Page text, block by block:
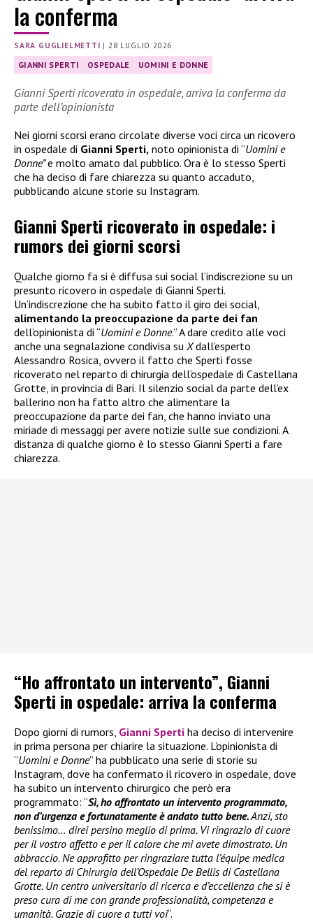
la conferma
SARA GUGLIELMETTI | 28 LUGLIO 2026
GIANNI SPERTI OSPEDALE UOMINI E DONNE
Gianni Sperti ricoverato in ospedale, arriva la conferma da
parte dell’opinionista
Nei giorni scorsi erano circolate diverse voci circa un ricovero
in ospedale di Gianni Sperti, noto opinionista di “Uomini e
Donne”e molto amato dal pubblico. Ora è lo stesso Sperti
che ha deciso di fare chiarezza su quanto accaduto,
pubblicando alcune storie su Instagram.
Gianni Sperti ricoverato in ospedale: i
rumors dei giorni scorsi
Qualche giorno fa si è diffusa sui social l’indiscrezione su un
presunto ricovero in ospedale di Gianni Sperti.
Un’indiscrezione che ha subito fatto il giro dei social,
alimentando la preoccupazione da parte dei fan
dell’opinionista di “Uomini e Donne.” A dare credito alle voci
anche una segnalazione condivisa su Xdall’esperto
Alessandro Rosica, ovvero il fatto che Sperti fosse
ricoverato nel reparto di chirurgia dell’ospedale di Castellana
Grotte, in provincia di Bari. Il silenzio social da parte dell’ex
ballerino non ha fatto altro che alimentare la
preoccupazione da parte dei fan, che hanno inviato una
miriade di messaggi per avere notizie sulle sue condizioni. A
distanza di qualche giorno è lo stesso Gianni Sperti a fare
chiarezza.
“Ho affrontato un intervento”, Gianni
Sperti in ospedale: arriva la conferma
Dopo giorni di rumors, Gianni Sperti ha deciso di intervenire
in prima persona per chiarire la situazione. L’opinionista di
“Uomini e Donne” ha pubblicato una serie di storie su
Instagram, dove ha confermato il ricovero in ospedale, dove
ha subito un intervento chirurgico che però era
programmato: “Sì, ho affrontato un intervento programmato,
non d’urgenza e fortunatamente è andato tutto bene.Anzi, sto
benissimo… direi persino meglio di prima. Vi ringrazio di cuore
per il vostro affetto e per il calore che mi avete dimostrato. Un
abbraccio. Ne approfitto per ringraziare tutta l’équipe medica
del reparto di Chirurgia dell’Ospedale De Bellis di Castellana
Grotte. Un centro universitario di ricerca e d’eccellenza che si è
preso cura di me con grande professionalità, competenza e
umanità. Grazie di cuore a tutti voi“.